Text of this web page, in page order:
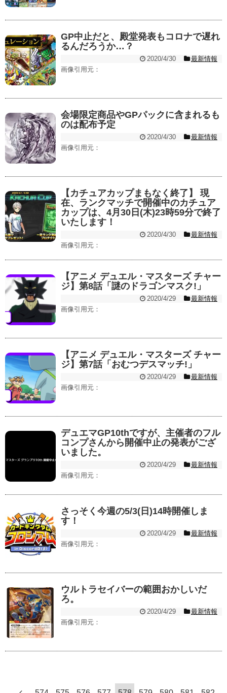
GP中止だと、殿堂発表もコロナで遅れ
るんだろうか…？
2020/4/30
最新情報
画像引用元：
会場限定商品やGPパックに含まれるも
のは配布予定
2020/4/30
最新情報
画像引用元：
【カチュアカップまもなく終了】 現
在、ランクマッチで開催中のカチュア
カップは、4月30日(木)23時59分で終了
いたします！
2020/4/30
最新情報
画像引用元：
【アニメ デュエル・マスターズ チャー
ジ】第8話「謎のドラゴンマスク!」
2020/4/29
最新情報
画像引用元：
【アニメ デュエル・マスターズ チャー
ジ】第7話「おむつデスマッチ!」
2020/4/29
最新情報
画像引用元：
デュエマGP10thですが、主催者のフル
コンプさんから開催中止の発表がござ
いました。
2020/4/29
最新情報
画像引用元：
さっそく今週の5/3(日)14時開催しま
す！
2020/4/29
最新情報
画像引用元：
ウルトラセイバーの範囲おかしいだ
ろ。
2020/4/29
最新情報
画像引用元：